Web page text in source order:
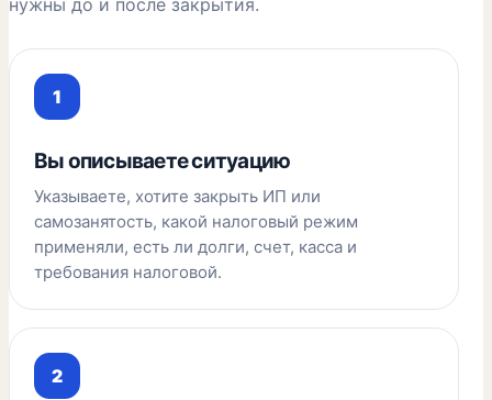
нужны до и после закрытия.
Вы описываете ситуацию
Указываете, хотите закрыть ИП или
самозанятость, какой налоговый режим
применяли, есть ли долги, счет, касса и
требования налоговой.